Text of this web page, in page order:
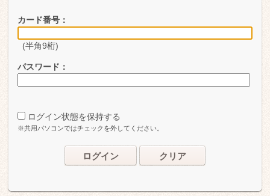
カード番号：
(半角9桁)
パスワード：
ログイン状態を保持する
※共用パソコンではチェックを外してください。
ログイン クリア